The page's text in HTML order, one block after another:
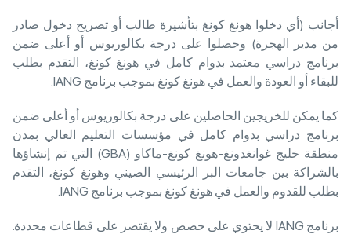
أجانب (أي دخلوا هونغ كونغ بتأشيرة طالب أو تصريح دخول صادر
من مدير الهجرة) وحصلوا على درجة بكالوريوس أو أعلى ضمن
برنامج دراسي معتمد بدوام كامل في هونغ كونغ، التقدم بطلب
للبقاء أو العودة والعمل في هونغ كونغ بموجب برنامج IANG.
كما يمكن للخريجين الحاصلين على درجة بكالوريوس أو أعلى ضمن
برنامج دراسي بدوام كامل في مؤسسات التعليم العالي بمدن
منطقة خليج غوانغدونغ-هونغ كونغ-ماكاو (GBA) التي تم إنشاؤها
بالشراكة بين جامعات البر الرئيسي الصيني وهونغ كونغ، التقدم
بطلب للقدوم والعمل في هونغ كونغ بموجب برنامج IANG.
برنامج IANG لا يحتوي على حصص ولا يقتصر على قطاعات محددة.